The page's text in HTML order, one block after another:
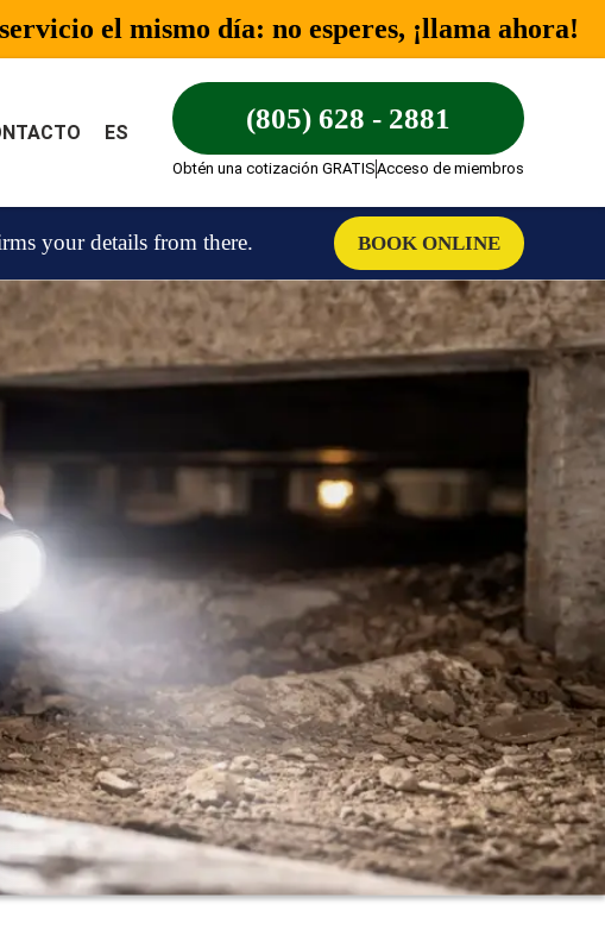
el mismo día: no esperes, ¡llama ahora!
ES (805) 628 - 2881
Obtén una cotización GRATISAcceso de miembros
your details from there. BOOK ONLINE